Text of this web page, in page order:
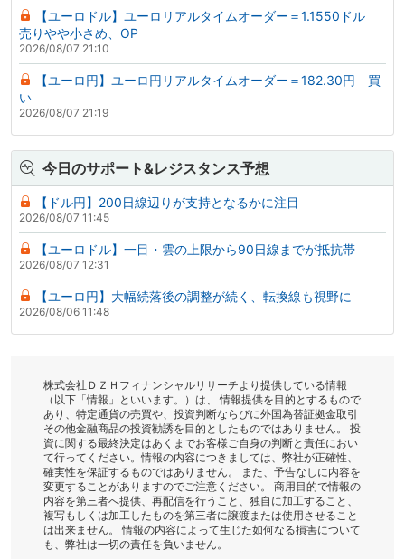
【ユーロドル】ユーロリアルタイムオーダー＝1.1550ドル
売りやや小さめ、OP
2026/08/07 21:10
【ユーロ円】ユーロ円リアルタイムオーダー＝182.30円 買
い
2026/08/07 21:19
今日のサポート&レジスタンス予想
【ドル円】200日線辺りが支持となるかに注目
2026/08/07 11:45
【ユーロドル】一目・雲の上限から90日線までが抵抗帯
2026/08/07 12:31
【ユーロ円】大幅続落後の調整が続く、転換線も視野に
2026/08/06 11:48
株式会社ＤＺＨフィナンシャルリサーチより提供している情報
（以下「情報」といいます。）は、 情報提供を目的とするもので
あり、特定通貨の売買や、投資判断ならびに外国為替証拠金取引
その他金融商品の投資勧誘を目的としたものではありません。 投
資に関する最終決定はあくまでお客様ご自身の判断と責任におい
て行ってください。情報の内容につきましては、弊社が正確性、
確実性を保証するものではありません。 また、予告なしに内容を
変更することがありますのでご注意ください。 商用目的で情報の
内容を第三者へ提供、再配信を行うこと、独自に加工すること、
複写もしくは加工したものを第三者に譲渡または使用させること
は出来ません。 情報の内容によって生じた如何なる損害について
も、弊社は一切の責任を負いません。